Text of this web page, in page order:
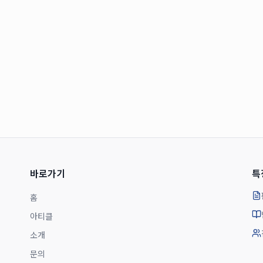
바로가기
홈
아티클
소개
문의
특